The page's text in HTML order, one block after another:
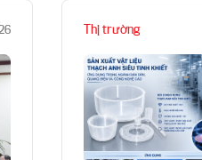
Thị trường